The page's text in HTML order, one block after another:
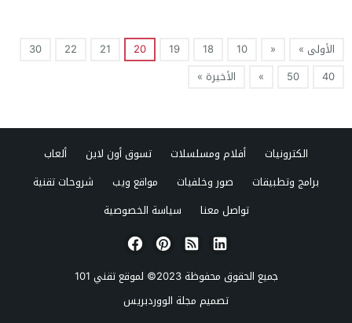
الأولى » «
10
18
19
20
21
22
30
40
50
» الأخيرة »
الكترونيات أفلام ومسلسلات تسوق أون لاين
ألعاب
برامج وتطبيقات
صور وخلفيات مواقع ويب
شروحات تقنية
تواصل معنا
سياسة الخصوصية
جميع الحقوق محفوظة 2023© لموقع
تقني 101
تصميم مجلة الووردبريس